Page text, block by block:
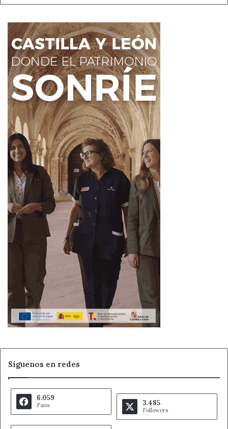
Síguenos en redes
6.059
Fans 3.485
Followers